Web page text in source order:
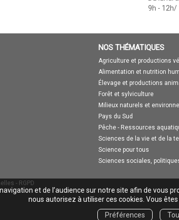
et de l’audience sur notre site afin de
nous autorisez à utiliser ces cookies. Vous
Préférences
9h - 12h/
- RGPD
NOS THÉMATIQUES
Agriculture et productions
Alimentation et nutrition
Élevage et productions
Forêt et sylviculture
Milieux naturels et
Pays du Sud
Pêche - Ressources
Sciences de la vie et de la
Science pour tous
Sciences sociales,